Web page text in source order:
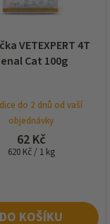
VETEXPERT 4T
Cat 100g
do 2 dnů od vaší
objednávky
62 Kč
Měrná
620 Kč / 1 kg
DO KOŠÍKU